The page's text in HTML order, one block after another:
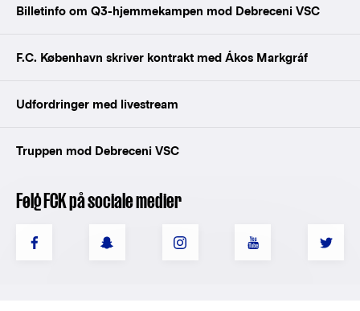
Billetinfo om Q3-hjemmekampen mod Debreceni VSC
F.C. København skriver kontrakt med Ákos Markgráf
Udfordringer med livestream
Truppen mod Debreceni VSC
Følg FCK på sociale medier